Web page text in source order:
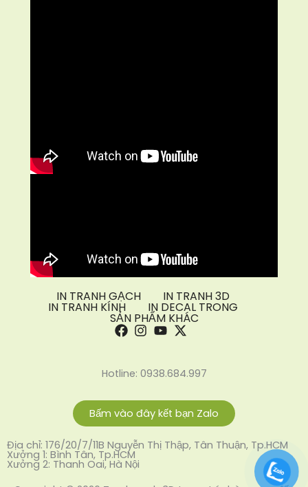
IN TRANH GẠCH IN TRANH 3D
IN TRANH KÍNH IN DECAL TRONG
SẢN PHẨM KHÁC
Hotline: 0938.684.997
Bấm vào đây kết bạn Zalo
Địa chỉ: 176/20/7/11B Nguyễn Thị Thập, Tân Thuận, Tp.HCM
Xưởng 1: Bình Tân, Tp.HCM
Xưởng 2: Thanh Oai, Hà Nội